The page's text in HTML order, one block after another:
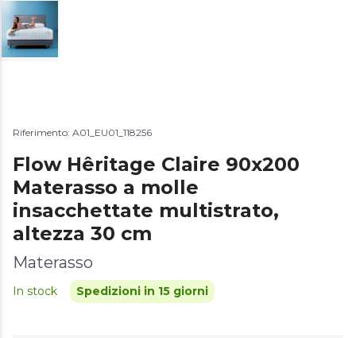
Riferimento: A01_EU01_118256
Flow Hêritage Claire 90x200
Materasso a molle
insacchettate multistrato,
altezza 30 cm
Materasso
In stock Spedizioni in 15 giorni